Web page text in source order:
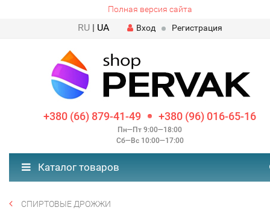
Полная версия сайта
RU| UA Вход Регистрация
+380 (66) 879-41-49 +380 (96) 016-65-16
Пн—Пт 9:00—18:00
Сб—Вс 10:00—17:00
Каталог товаров
СПИРТОВЫЕ ДРОЖЖИ